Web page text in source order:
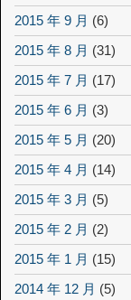
2015 年 9 月 (6)
2015 年 8 月 (31)
2015 年 7 月 (17)
2015 年 6 月 (3)
2015 年 5 月 (20)
2015 年 4 月 (14)
2015 年 3 月 (5)
2015 年 2 月 (2)
2015 年 1 月 (15)
2014 年 12 月 (5)